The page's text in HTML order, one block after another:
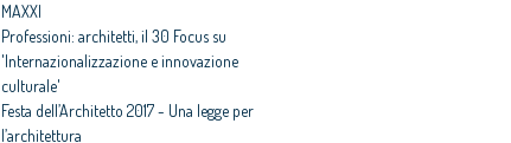
MAXXI
Professioni: architetti, il 30 Focus su
'Internazionalizzazione e innovazione
culturale'
Festa dell’Architetto 2017 - Una legge per
l’architettura